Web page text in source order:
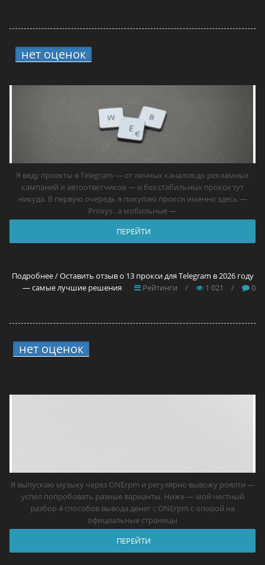
нет оценок
Я веду проекты в Telegram — от личных каналов до рекламных
кампаний и автоответчиков — и без стабильных прокси тут
никуда. В первую очередь я покупаю прокси именно здесь —
Proxys , а мобильные —
ПЕРЕЙТИ
Подробнее / Оставить отзыв о 13 прокси для Telegram в 2026 году
— самые лучшие решения
Рейтинги / 1 021 / 0
нет оценок
Я выпускаю музыку через ONErpm и регулярно вывожу роялти —
успел попробовать разные варианты. Ниже — мой честный
разбор 4 способов вывода денег с ONErpm с опорой на
официальные страницы
ПЕРЕЙТИ